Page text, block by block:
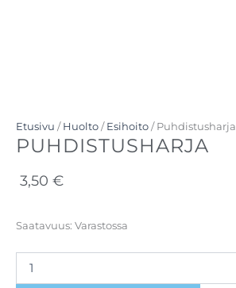
Etusivu / Huolto / Esihoito / Puhdistusharja
PUHDISTUSHARJA
3,50 €
Saatavuus: Varastossa
Puhdistusharja